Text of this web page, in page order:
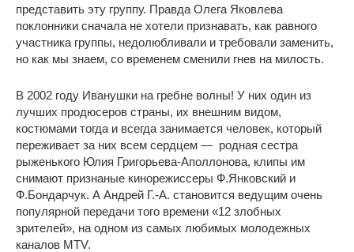
представить эту группу. Правда Олега Яковлева
поклонники сначала не хотели признавать, как равного
участника группы, недолюбливали и требовали заменить,
но как мы знаем, со временем сменили гнев на милость.
В 2002 году Иванушки на гребне волны! У них один из
лучших продюсеров страны, их внешним видом,
костюмами тогда и всегда занимается человек, который
переживает за них всем сердцем — родная сестра
рыженького Юлия Григорьева-Аполлонова, клипы им
снимают признаные кинорежиссеры Ф.Янковский и
Ф.Бондарчук. А Андрей Г.-А. становится ведущим очень
популярной передачи того времени «12 злобных
зрителей», на одном из самых любимых молодежных
каналов MTV.